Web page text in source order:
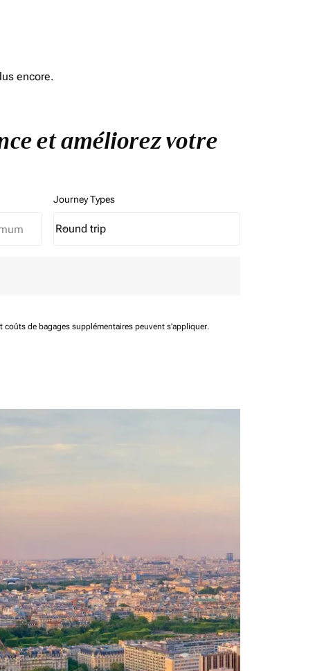
encore.
et améliorez votre
Journey Types
Journey Types option Round trip Selected
Round trip
keyboard_arrow_down
coûts de bagages supplémentaires peuvent s'appliquer.